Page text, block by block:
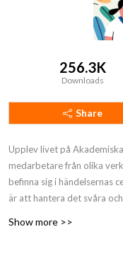
256.3K
Downloads
Share
Upplev livet på
medarbetare från olika
befinna sig i händelsernas
är att hantera det svåra
Show more >>